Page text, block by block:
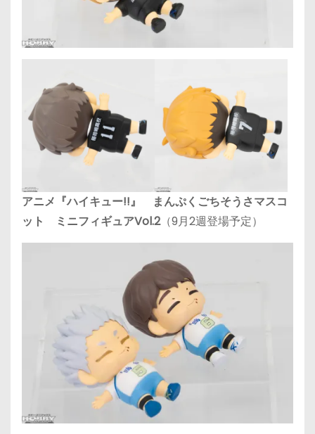
アニメ『ハイキュー!!』 まんぷくごちそうさマスコ
ット ミニフィギュアVol.2（9月2週登場予定）